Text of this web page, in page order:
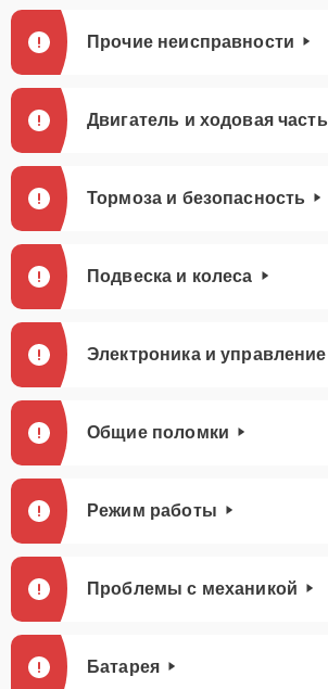
Прочие неисправности
Двигатель и ходовая часть
Тормоза и безопасность
Подвеска и колеса
Электроника и управление
Общие поломки
Режим работы
Проблемы с механикой
Батарея